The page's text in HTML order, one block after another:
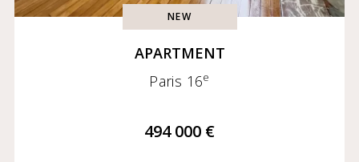
NEW
APARTMENT
Paris 16e
494 000 €